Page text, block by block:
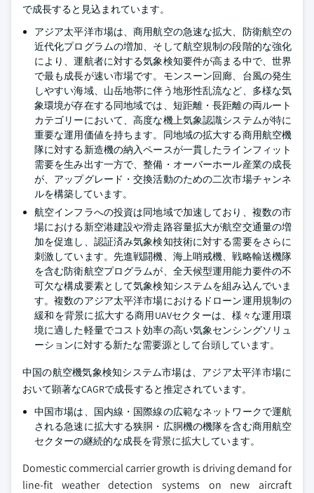
で成長すると見込まれています。
アジア太平洋市場は、商用航空の急速な拡大、防衛航空の
近代化プログラムの増加、そして航空規制の段階的な強化
により、運航者に対する気象検知要件が高まる中で、世界
で最も成長が速い市場です。モンスーン回廊、台風の発生
しやすい海域、山岳地帯に伴う地形性乱流など、多様な気
象環境が存在する同地域では、短距離・長距離の両ルート
カテゴリーにおいて、高度な機上気象認識システムが特に
重要な運用価値を持ちます。同地域の拡大する商用航空機
隊に対する新造機の納入ペースが一貫したラインフィット
需要を生み出す一方で、整備・オーバーホール産業の成長
が、アップグレード・交換活動のための二次市場チャンネ
ルを構築しています。
航空インフラへの投資は同地域で加速しており、複数の市
場における新空港建設や滑走路容量拡大が航空交通量の増
加を促進し、認証済み気象検知技術に対する需要をさらに
刺激しています。先進戦闘機、海上哨戒機、戦略輸送機隊
を含む防衛航空プログラムが、全天候型運用能力要件の不
可欠な構成要素として気象検知システムを組み込んでいま
す。複数のアジア太平洋市場におけるドローン運用規制の
緩和を背景に拡大する商用UAVセクターは、様々な運用環
境に適した軽量でコスト効率の高い気象センシングソリュ
ーションに対する新たな需要源として台頭しています。
中国の航空機気象検知システム市場は、アジア太平洋市場に
おいて顕著なCAGRで成長すると推定されています。
中国市場は、国内線・国際線の広範なネットワークで運航
される急速に拡大する狭胴・広胴機の機隊を含む商用航空
セクターの継続的な成長を背景に拡大しています。
Domestic commercial carrier growth is driving demand for
line-fit weather detection systems on new aircraft